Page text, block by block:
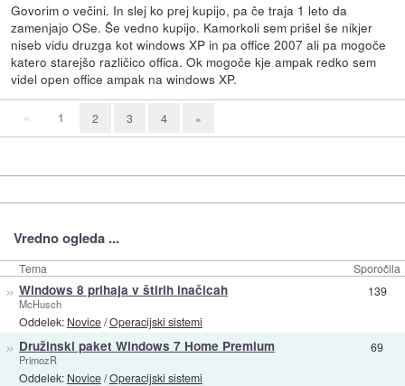
Govorim o večini. In slej ko prej kupijo, pa če traja 1 leto da
zamenjajo OSe. Še vedno kupijo. Kamorkoli sem prišel še nikjer
niseb vidu druzga kot windows XP in pa office 2007 ali pa mogoče
katero starejšo različico offica. Ok mogoče kje ampak redko sem
videl open office ampak na windows XP.
« 1 2 3 4 »
Vredno ogleda ...
Tema Sporočila
» Windows 8 prihaja v štirih inačicah
McHusch
Oddelek: Novice/Operacijski sistemi
139
» Družinski paket Windows 7 Home Premium
PrimozR
Oddelek: Novice/Operacijski sistemi
69